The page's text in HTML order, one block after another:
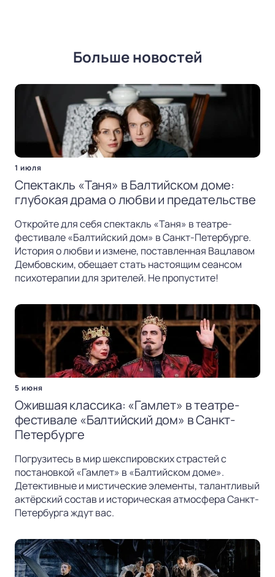
Больше новостей
1 июля
Спектакль «Таня» в Балтийском доме:
глубокая драма о любви и предательстве
Откройте для себя спектакль «Таня» в театре-
фестивале «Балтийский дом» в Санкт-Петербурге.
История о любви и измене, поставленная Вацлавом
Дембовским, обещает стать настоящим сеансом
психотерапии для зрителей. Не пропустите!
5 июня
Ожившая классика: «Гамлет» в театре-
фестивале «Балтийский дом» в Санкт-
Петербурге
Погрузитесь в мир шекспировских страстей с
постановкой «Гамлет» в «Балтийском доме».
Детективные и мистические элементы, талантливый
актёрский состав и историческая атмосфера Санкт-
Петербурга ждут вас.